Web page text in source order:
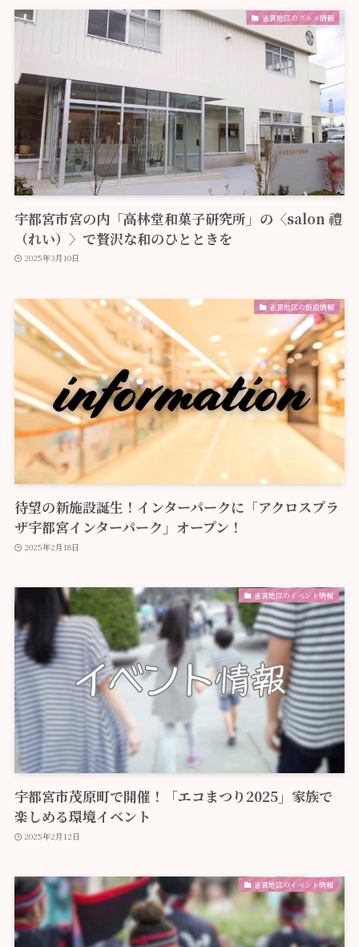
雀宮地区のグルメ情報
宇都宮市宮の内「高林堂和菓子研究所」の〈salon 禮
（れい）〉で贅沢な和のひとときを
2025年3月10日
雀宮地区の施設情報
待望の新施設誕生！インターパークに「アクロスプラ
ザ宇都宮インターパーク」オープン！
2025年2月18日
雀宮地区のイベント情報
宇都宮市茂原町で開催！「エコまつり2025」家族で
楽しめる環境イベント
2025年2月12日
雀宮地区のイベント情報